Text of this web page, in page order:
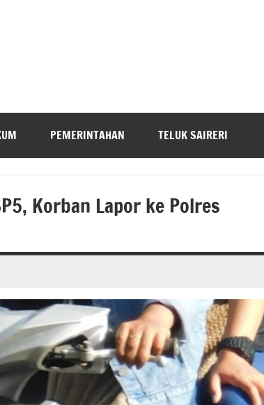
PEMERINTAHAN TELUK SAIRERI
Korban Lapor ke Polres